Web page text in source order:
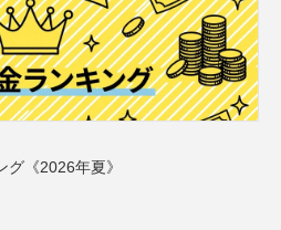
《2026年夏》